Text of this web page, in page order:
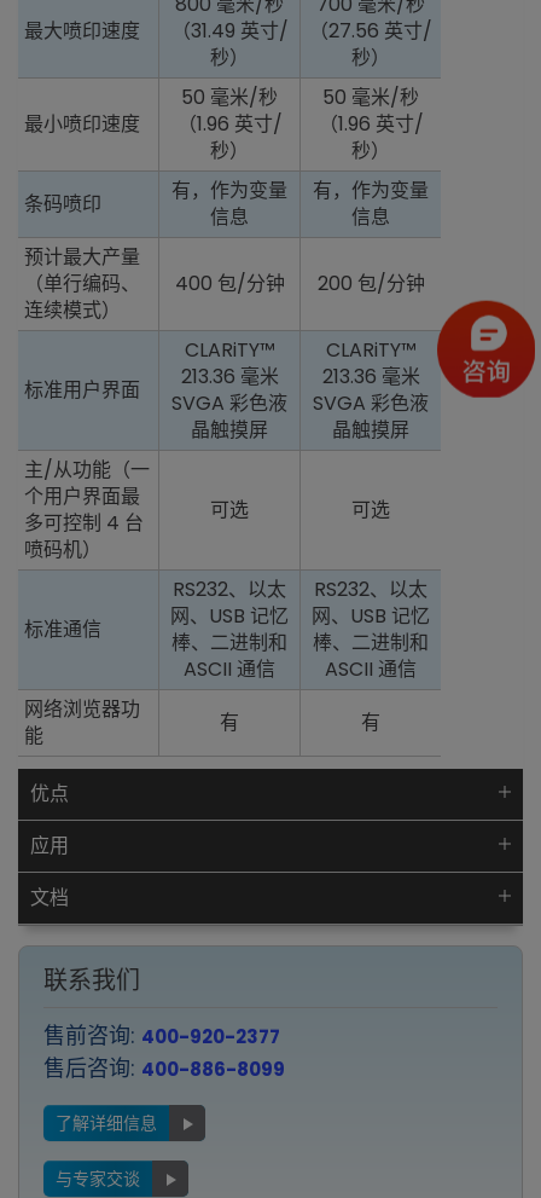
最大喷印速度
（31.49 英寸/
秒）
（27.56 英寸/
秒）
最小喷印速度
50 毫米/秒
（1.96 英寸/
秒）
50 毫米/秒
（1.96 英寸/
秒）
条码喷印
有，作为变量
信息
有，作为变量
信息
预计最大产量
（单行编码、
连续模式）
400 包/分钟 200 包/分钟
标准用户界面
CLARiTY™
213.36 毫米
SVGA 彩色液
晶触摸屏
CLARiTY™
213.36 毫米
SVGA 彩色液
晶触摸屏
主/从功能（一
个用户界面最
多可控制 4 台
喷码机）
可选 可选
标准通信
RS232、以太
网、USB 记忆
棒、二进制和
ASCII 通信
RS232、以太
网、USB 记忆
棒、二进制和
ASCII 通信
网络浏览器功
能
有 有
优点
应用
文档
联系我们
售前咨询: 400-920-2377
售后咨询: 400-886-8099
了解详细信息
与专家交谈